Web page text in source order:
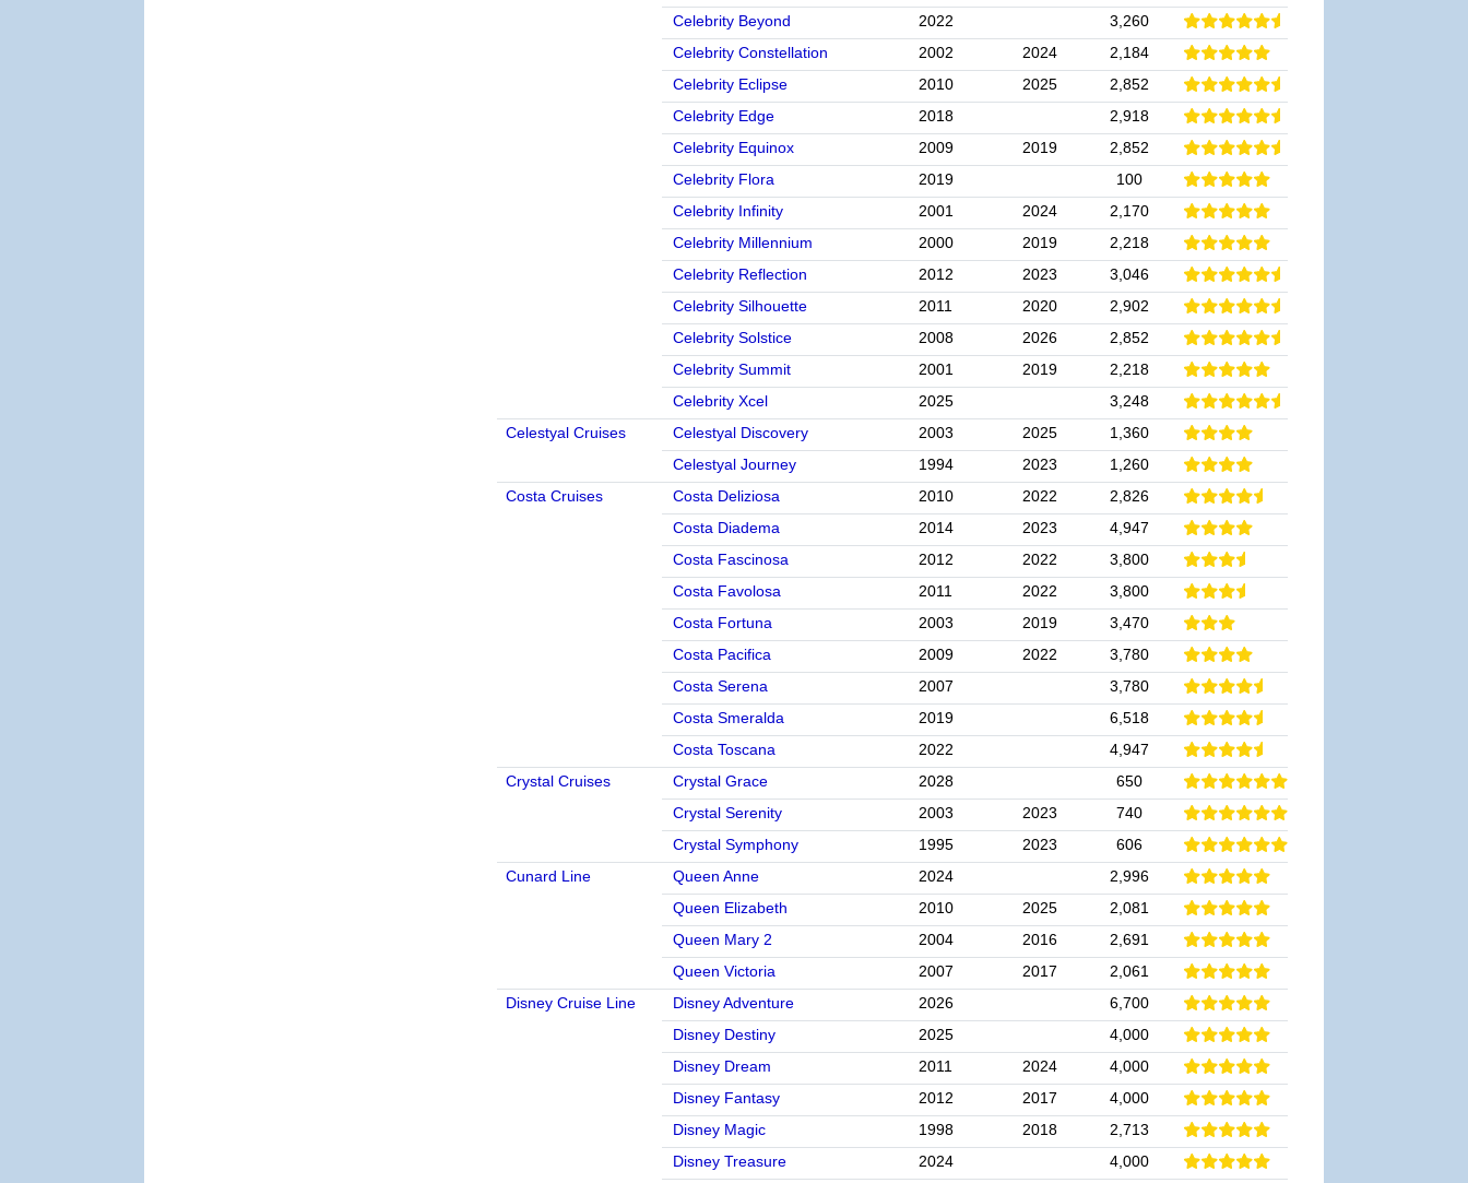
Celebrity Beyond
2022
3,260
Celebrity Constellation
2002 2024
2,184
Celebrity Eclipse
2010 2025
2,852
Celebrity Edge
2018
2,918
Celebrity Equinox
2009 2019
2,852
Celebrity Flora
2019
100
Celebrity Infinity
2001 2024
2,170
Celebrity Millennium
2000 2019
2,218
Celebrity Reflection
2012 2023
3,046
Celebrity Silhouette
2011 2020
2,902
Celebrity Solstice
2008 2026
2,852
Celebrity Summit
2001 2019
2,218
Celebrity Xcel
2025
3,248
Celestyal Cruises
Celestyal Discovery 2003 2025
1,360
Celestyal Journey
1994 2023
1,260
Costa Cruises
Costa Deliziosa 2010 2022
2,826
Costa Diadema
2014 2023
4,947
Costa Fascinosa
2012 2022
3,800
Costa Favolosa
2011 2022
3,800
Costa Fortuna
2003 2019
3,470
Costa Pacifica
2009 2022
3,780
Costa Serena
2007
3,780
Costa Smeralda
2019
6,518
Costa Toscana
2022
4,947
Crystal Cruises
Crystal Grace 2028
650
Crystal Serenity
2003 2023
740
Crystal Symphony
1995 2023
606
Cunard Line
Queen Anne 2024
2,996
Queen Elizabeth
2010 2025
2,081
Queen Mary 2
2004 2016
2,691
Queen Victoria
2007 2017
2,061
Disney Cruise Line
Disney Adventure 2026
6,700
Disney Destiny
2025
4,000
Disney Dream
2011 2024
4,000
Disney Fantasy
2012 2017
4,000
Disney Magic
1998 2018
2,713
Disney Treasure
2024
4,000